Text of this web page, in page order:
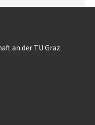
an der TU Graz.